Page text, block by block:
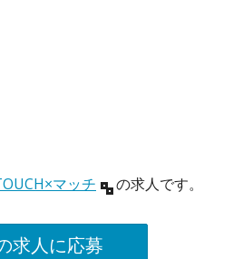
マッチ の求人です。
求人に応募